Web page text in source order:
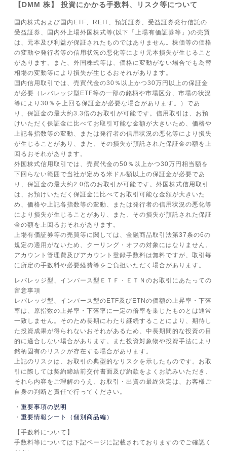
【DMM 株】 投資にかかる手数料、リスク等について
国内株式および国内ETF、REIT、預託証券、受益証券発行信託の
受益証券、国内外上場外国株式等(以下「上場有価証券等」)の売買
は、元本及び利益が保証されたものではありません。株価等の価格
の変動や発行者等の信用状況の悪化等により元本損失が生じること
があります。また、外国株式等は、価格に変動がない場合でも為替
相場の変動等により損失が生じるおそれがあります。
国内信用取引では、売買代金の30％以上かつ30万円以上の保証金
が必要（レバレッジ型ETF等の一部の銘柄や市場区分、市場の状況
等により30％を上回る保証金が必要な場合があります。）であ
り、保証金の最大約3.3倍のお取引が可能です。信用取引は、お預
けいただく保証金に比べてお取引可能な金額が大きいため、価格や
上記各指数等の変動、または発行者の信用状況の悪化等により損失
が生じることがあり、また、その損失が預託された保証金の額を上
回るおそれがあります。
外国株式信用取引では、売買代金の50％以上かつ30万円相当額を
下回らない範囲で当社が定める米ドル額以上の保証金が必要であ
り、保証金の最大約2.0倍のお取引が可能です。外国株式信用取引
は、お預けいただく保証金に比べてお取引可能な金額が大きいた
め、価格や上記各指数等の変動、または発行者の信用状況の悪化等
により損失が生じることがあり、また、その損失が預託された保証
金の額を上回るおそれがあります。
上場有価証券等の売買等に関しては、金融商品取引法第37条の6の
規定の適用がないため、クーリング・オフの対象にはなりません。
アカウント管理費及びアカウント登録手数料は無料ですが、取引毎
に所定の手数料や必要経費等をご負担いただく場合があります。
レバレッジ型、インバース型ＥＴＦ・ＥＴＮのお取引にあたっての
留意事項
レバレッジ型、インバース型のETF及びETNの価額の上昇率・下落
率は、原指数の上昇率・下落率に一定の倍率を乗じたものとは通常
一致しません。そのため長期にわたり継続することにより、期待し
た投資成果が得られないおそれがあるため、中長期間的な投資の目
的に適合しない場合があります。また投資対象物や投資手法により
銘柄固有のリスクが存在する場合があります。
上記のリスクは、お取引の典型的なリスクを示したものです。お取
引に際しては契約締結前交付書面及び約款をよくお読みいただき、
それら内容をご理解のうえ、お取引・出資の最終決定は、お客様ご
自身の判断と責任で行ってください。
重要事項の説明
重要情報シート（個別商品編）
【手数料について】
手数料等については下記ページに記載されておりますのでご確認く